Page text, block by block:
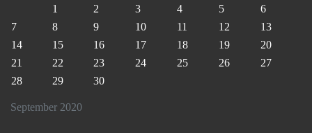
September 2020
1
2 3 4 5
6
7
8 9 10 11 12
13
14
15 16 17 18 19
20
21
22 23 24 25 26
27
28
29 30